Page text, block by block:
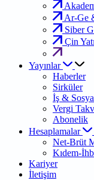
Ar-Ge
Siber
Çin
Yayınlar
Haberler
Sirküler
İş &
Vergi
Abonelik
Hesaplamalar
Net-Brüt
Kıdem-
Kariyer
İletişim